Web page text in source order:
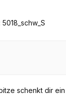
5018_schw_S
schenkt dir